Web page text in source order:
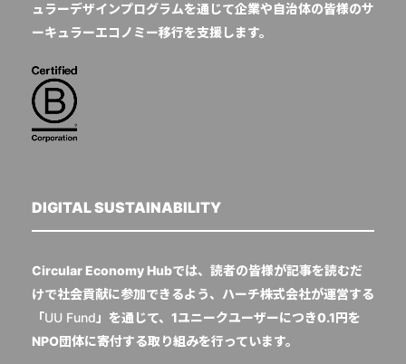
ュラーデザインプログラムを通じて企業や自治体の皆様のサ
ーキュラーエコノミー移行を支援します。
DIGITAL SUSTAINABILITY
Circular Economy Hubでは、読者の皆様が記事を読むだ
けで社会貢献に参加できるよう、ハーチ株式会社が運営する
「UU Fund 」を通じて、1ユニークユーザーにつき0.1円を
NPO団体に寄付する取り組みを行っています。